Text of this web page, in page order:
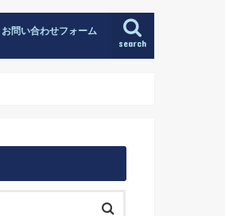
search
お問い合わせフォーム